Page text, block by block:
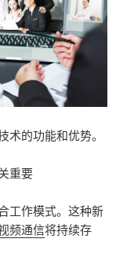
术的功能和优势。
重要
工作模式。这种新
频通信将持续存